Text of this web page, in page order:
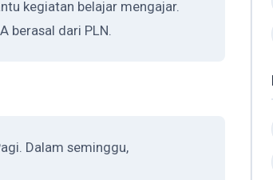
kegiatan belajar mengajar.
berasal dari PLN.
Dalam seminggu,